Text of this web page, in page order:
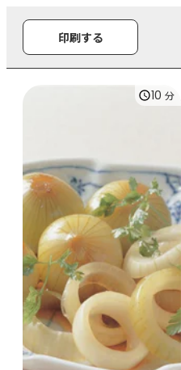
印刷する
10 分